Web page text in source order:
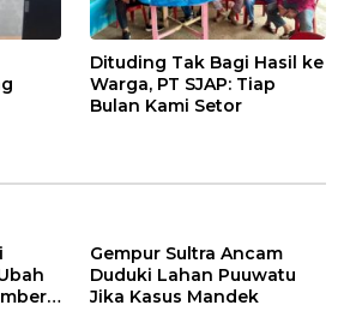
Dituding Tak Bagi Hasil ke
Warga, PT SJAP: Tiap
Bulan Kami Setor
Gempur Sultra Ancam
Duduki Lahan Puuwatu
Jika Kasus Mandek